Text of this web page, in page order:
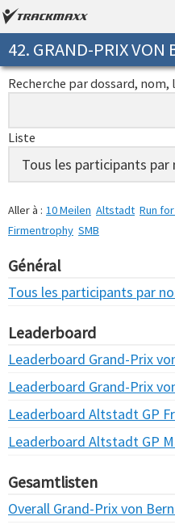
42. GRAND-PRIX VON
Recherche par dossard, nom,
Liste
Aller à : 10 Meilen Altstadt Run
Firmentrophy SMB
Général
Tous les participants par
Leaderboard
Leaderboard Grand-Prix
Leaderboard Grand-Prix
Leaderboard Altstadt GP
Leaderboard Altstadt GP
Gesamtlisten
Overall Grand-Prix von